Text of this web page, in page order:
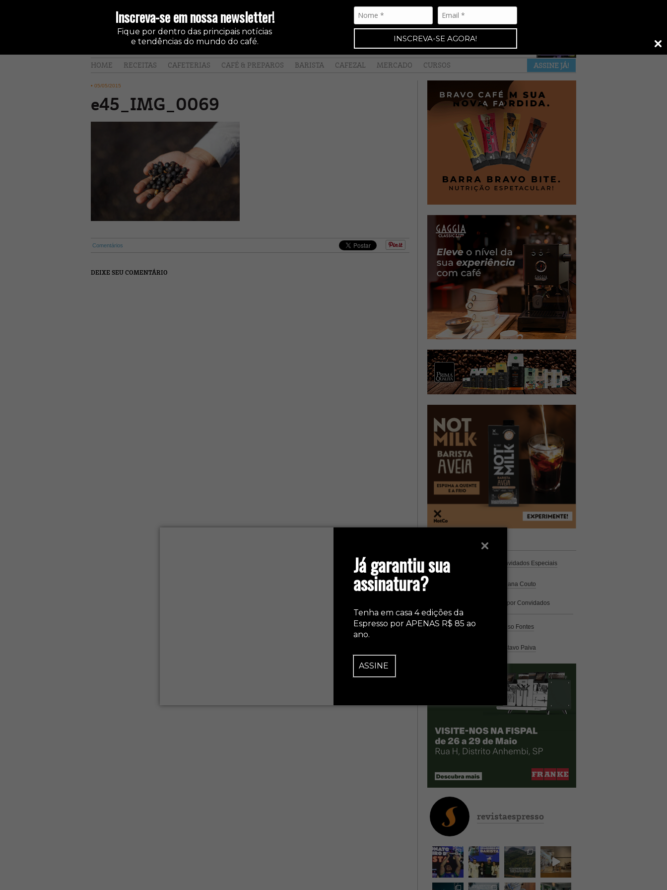
Já garantiu sua
assinatura?
Tenha em casa 4 edições da
Espresso por APENAS R$ 85 ao
ano.
ASSINE
Inscreva-se em nossa newsletter!
Fique por dentro das principais notícias
e tendências do mundo do café.
INSCREVA-SE AGORA!
•NAS BANCAS
HOME RECEITAS CAFETERIAS CAFÉ & PREPAROS BARISTA CAFEZAL MERCADO ASSINE JÁ!
CURSOS
• 05/05/2015
e45_IMG_0069
Comentários
DEIXE SEU COMENTÁRIO
Espresso
Coluna Café por Convidados Especiais
por Cristiana Couto
por Convidados
Especiais
Análisepor Caio Alonso Fontes
por Gustavo Paiva
revistaespresso